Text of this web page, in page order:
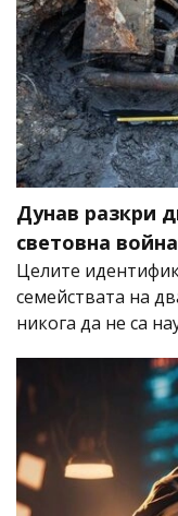
Дунав разкри
световна
Целите
семействата на
никога да не са